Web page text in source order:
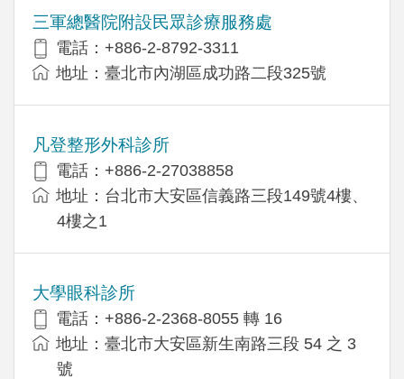
三軍總醫院附設民眾診療服務處
電話：+886-2-8792-3311
地址：臺北市內湖區成功路二段325號
凡登整形外科診所
電話：+886-2-27038858
地址：台北市大安區信義路三段149號4樓、
4樓之1
大學眼科診所
電話：+886-2-2368-8055 轉 16
地址：臺北市大安區新生南路三段 54 之 3
號